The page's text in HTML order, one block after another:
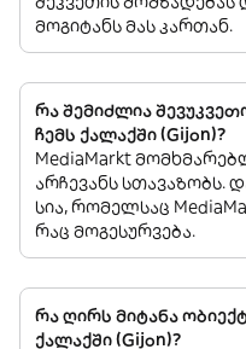
მოგიტანს მას კართან.
რა შემიძლია
ჩემს ქალაქში (Gijon)?
MediaMarkt
არჩევანს სთავაზობს.
სია, რომელსაც
რაც მოგესურვება.
რა ღირს მიტანა
ქალაქში (Gijon)?